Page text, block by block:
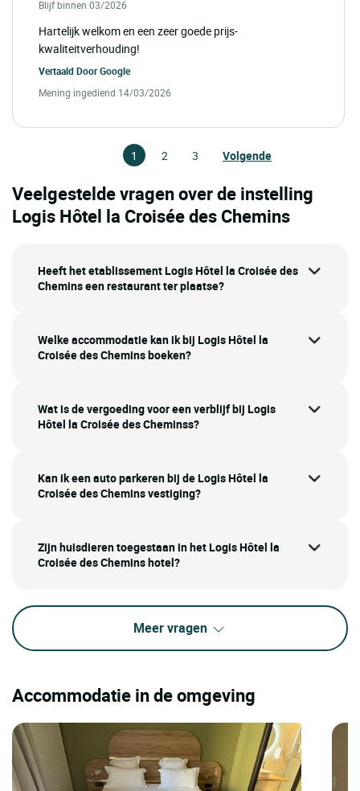
Blijf binnen 03/2026
Hartelijk welkom en een zeer goede prijs-
kwaliteitverhouding!
Vertaald DoorGoogle
Mening ingediend 14/03/2026
1 2 3 Volgende
Veelgestelde vragen over de instelling
Logis Hôtel la Croisée des Chemins
Heeft het etablissement Logis Hôtel la Croisée des
Chemins een restaurant ter plaatse?
Welke accommodatie kan ik bij Logis Hôtel la
Croisée des Chemins boeken?
Wat is de vergoeding voor een verblijf bij Logis
Hôtel la Croisée des Cheminss?
Kan ik een auto parkeren bij de Logis Hôtel la
Croisée des Chemins vestiging?
Zijn huisdieren toegestaan in het Logis Hôtel la
Croisée des Chemins hotel?
Meer vragen
Accommodatie in de omgeving